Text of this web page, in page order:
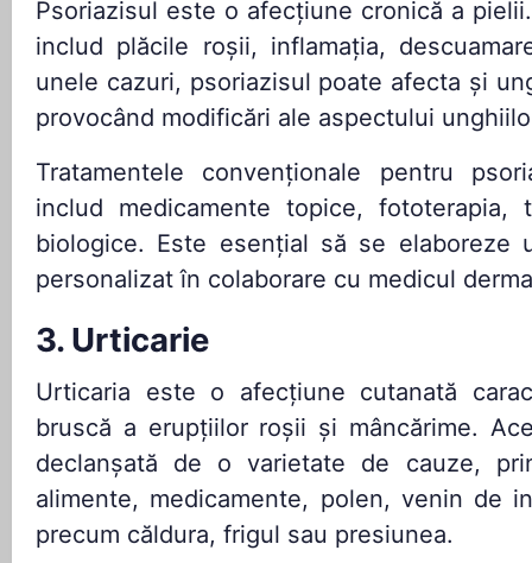
Psoriazisul este o afecțiune cronică a
includ plăcile roșii, inflamația,
unele cazuri, psoriazisul poate afecta și
provocând modificări ale aspectului
Tratamentele convenționale pentru
includ medicamente topice, fototerapia,
biologice. Este esențial să se elaboreze
personalizat în colaborare cu medicul
3. Urticarie
Urticaria este o afecțiune cutanată
bruscă a erupțiilor roșii și mâncărime.
declanșată de o varietate de cauze,
alimente, medicamente, polen, venin de
precum căldura, frigul sau presiunea.